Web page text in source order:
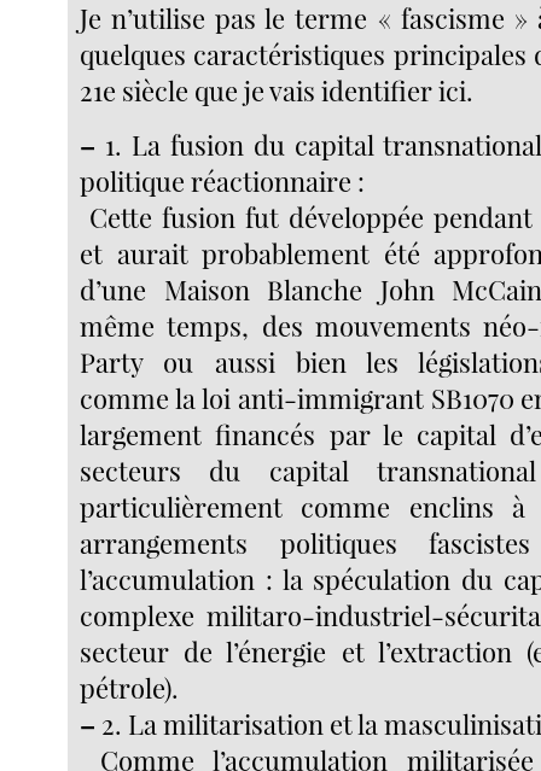
Je n’utilise pas le terme « fascisme
quelques caractéristiques principales
21e siècle que je vais identifier ici.
– 1. La fusion du capital
politique réactionnaire :
Cette fusion fut développée pendant
et aurait probablement été
d’une Maison Blanche John
même temps, des mouvements
Party ou aussi bien les
comme la loi anti-immigrant SB1070
largement financés par le capital
secteurs du capital
particulièrement comme enclins à
arrangements politiques
l’accumulation : la spéculation du
complexe militaro-industriel-
secteur de l’énergie et l’extraction
pétrole).
– 2. La militarisation et la
Comme l’accumulation